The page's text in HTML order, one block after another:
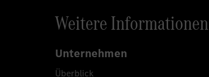
Weitere Informationen
Unternehmen
Überblick